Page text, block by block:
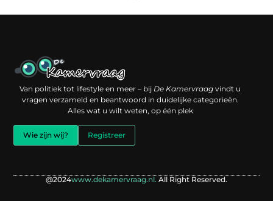
Van politiek tot lifestyle en meer – bijDe Kamervraag vindt u
vragen verzameld en beantwoord in duidelijke categorieën.
Alles wat u wilt weten, op één plek
Wie zijn wij? Registreer
@2024www.dekamervraag.nl. All Right Reserved.